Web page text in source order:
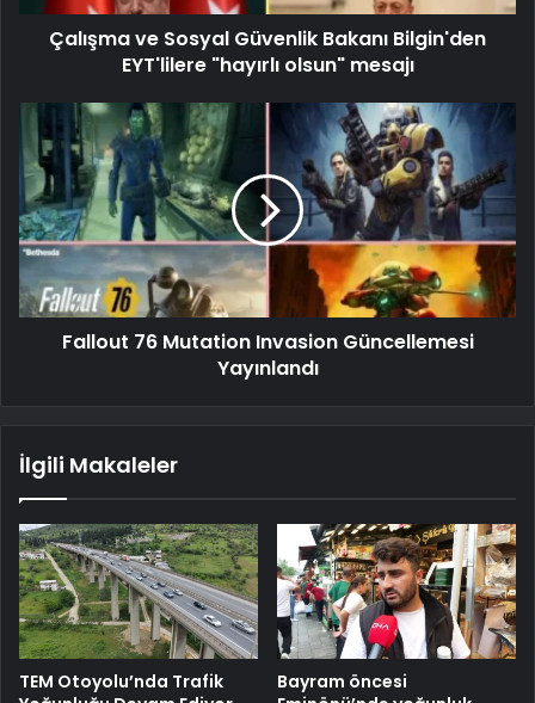
Çalışma ve Sosyal Güvenlik Bakanı Bilgin'den
EYT'lilere "hayırlı olsun" mesajı
Fallout 76 Mutation Invasion Güncellemesi
Yayınlandı
İlgili Makaleler
TEM Otoyolu’nda Trafik
Bayram öncesi